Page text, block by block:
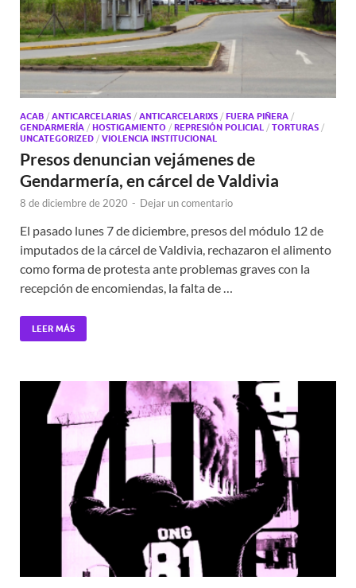
ACAB / ANTICARCELARIAS / ANTICARCELARIXS / FUERA PIÑERA /
GENDARMERÍA / HOSTIGAMIENTO / REPRESIÓN POLICIAL / TORTURAS /
UNCATEGORIZED / VIOLENCIA INSTITUCIONAL
Presos denuncian vejámenes de
Gendarmería, en cárcel de Valdivia
8 de diciembre de 2020 - Dejar un comentario
El pasado lunes 7 de diciembre, presos del módulo 12 de
imputados de la cárcel de Valdivia, rechazaron el alimento
como forma de protesta ante problemas graves con la
recepción de encomiendas, la falta de …
LEER MÁS